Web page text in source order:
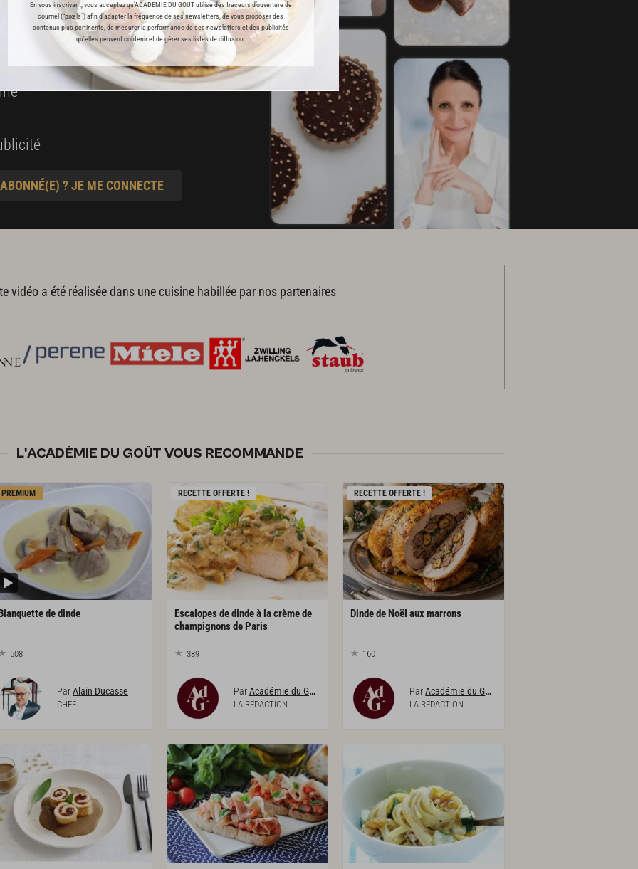
En vous inscrivant, vous acceptez qu'ACADEMIE DU GOUT utilise des traceurs d’ouverture de
courriel (“pixels”) afin d’adapter la fréquence de ses newsletters, de vous proposer des
contenus plus pertinents, de mesurer la performance de ses newsletters et des publicités
qu’elles peuvent contenir et de gérer ses listes de diffusion.
? JE ME CONNECTE
vidéo a été réalisée dans une cuisine habillée par nos partenaires
L'ACADÉMIE DU GOÛT VOUS RECOMMANDE
PREMIUM
dedinde
508
ParAlain Ducasse
CHEF
RECETTE OFFERTE !
Escalopes de dinde à la crème de
champignons de Paris
389
ParAcadémie du Goût
LA RÉDACTION
RECETTE OFFERTE !
Dindede Noël auxmarrons
160
ParAcadémie du Goût
LA RÉDACTION